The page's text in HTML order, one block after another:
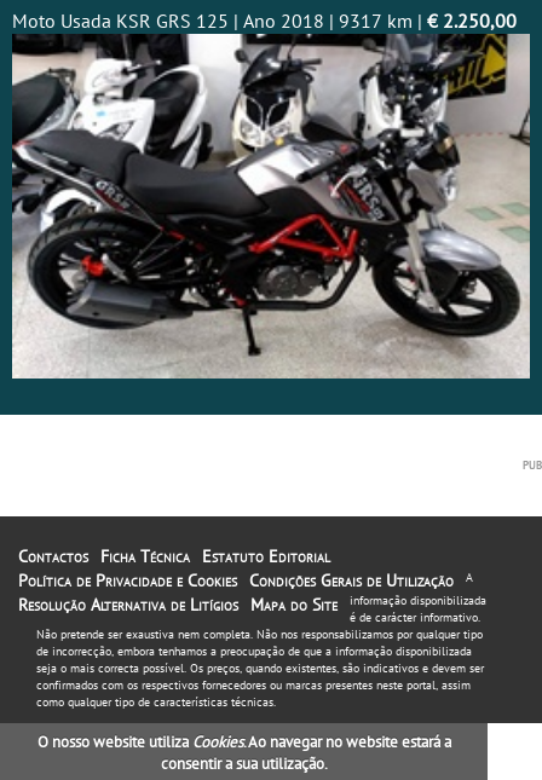
Moto Usada KSR GRS 125 | Ano 2018 | 9317 km | € 2.250,00
Contactos Ficha Técnica
Estatuto Editorial
Política de Privacidade e Cookies Condições Gerais de Utilização
Resolução Alternativa de Litígios
Mapa do Site
A
informação disponibilizada
é de carácter informativo.
Não pretende ser exaustiva nem completa. Não nos responsabilizamos por qualquer tipo
de incorrecção, embora tenhamos a preocupação de que a informação disponibilizada
seja o mais correcta possível. Os preços, quando existentes, são indicativos e devem ser
confirmados com os respectivos fornecedores ou marcas presentes neste portal, assim
como qualquer tipo de características técnicas.
O nosso website utiliza Cookies. Ao navegar no website estará a
consentir a sua utilização.